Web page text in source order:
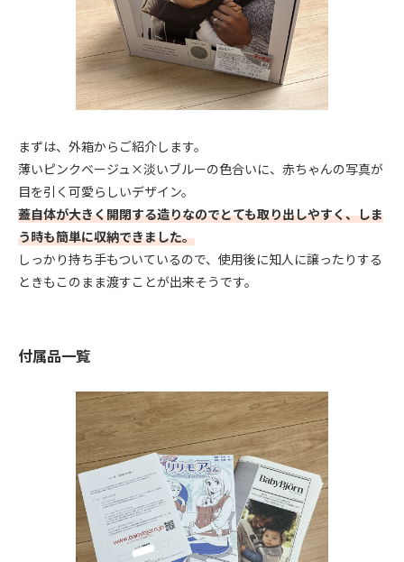
まずは、外箱からご紹介します。
薄いピンクベージュ×淡いブルーの色合いに、赤ちゃんの写真が
目を引く可愛らしいデザイン。
蓋自体が大きく開閉する造りなのでとても取り出しやすく、しま
う時も簡単に収納できました。
しっかり持ち手もついているので、使用後に知人に譲ったりする
ときもこのまま渡すことが出来そうです。
付属品一覧